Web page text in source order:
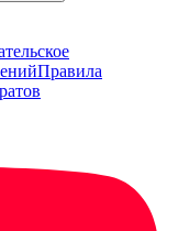
Правила